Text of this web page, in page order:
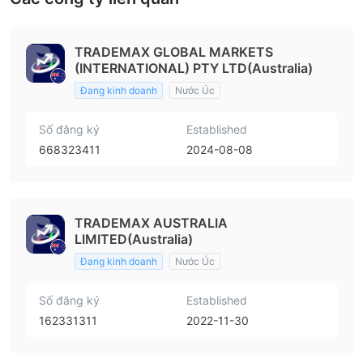
TRADEMAX GLOBAL MARKETS
(INTERNATIONAL) PTY LTD(Australia)
Đang kinh doanh Nước Úc
Số đăng ký
668323411
Established
2024-08-08
TRADEMAX AUSTRALIA
LIMITED(Australia)
Đang kinh doanh Nước Úc
Số đăng ký
162331311
Established
2022-11-30